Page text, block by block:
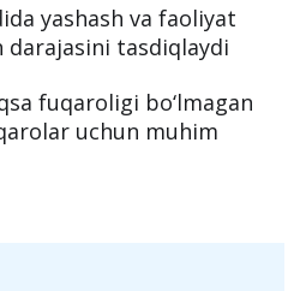
qo‘shimcha
yashash va faoliyat
tasdiqlaydi